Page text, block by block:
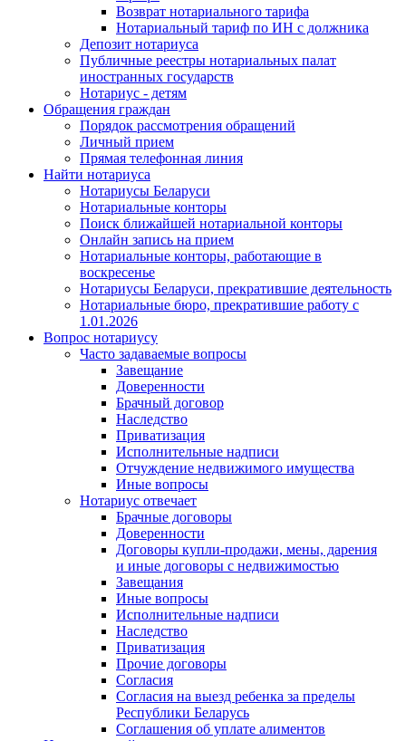
Возврат нотариального тарифа
Нотариальный тариф по ИН с должника
Депозит нотариуса
Публичные реестры нотариальных палат
иностранных государств
Нотариус - детям
Обращения граждан
Порядок рассмотрения обращений
Личный прием
Прямая телефонная линия
Найти нотариуса
Нотариусы Беларуси
Нотариальные конторы
Поиск ближайшей нотариальной конторы
Онлайн запись на прием
Нотариальные конторы, работающие в
воскресенье
Нотариусы Беларуси, прекратившие деятельность
Нотариальные бюро, прекратившие работу с
1.01.2026
Вопрос нотариусу
Часто задаваемые вопросы
Завещание
Доверенности
Брачный договор
Наследство
Приватизация
Исполнительные надписи
Отчуждение недвижимого имущества
Иные вопросы
Нотариус отвечает
Брачные договоры
Доверенности
Договоры купли-продажи, мены, дарения
и иные договоры с недвижимостью
Завещания
Иные вопросы
Исполнительные надписи
Наследство
Приватизация
Прочие договоры
Согласия
Согласия на выезд ребенка за пределы
Республики Беларусь
Соглашения об уплате алиментов